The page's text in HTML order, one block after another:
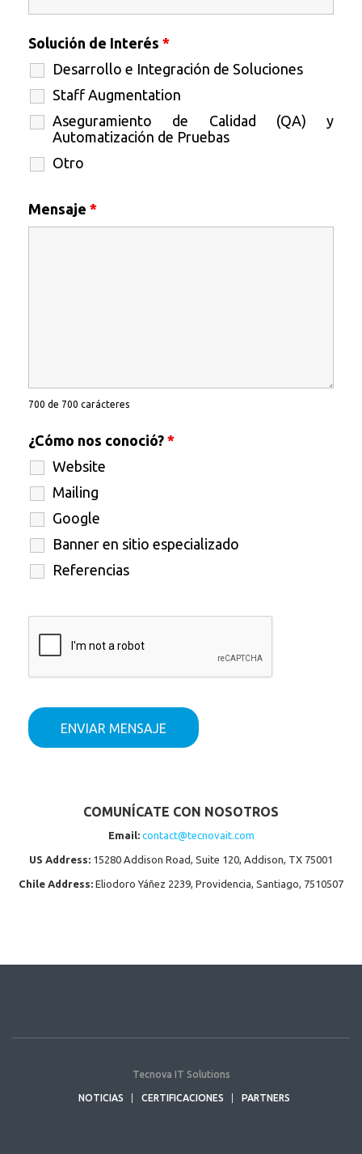
Solución de Interés *
Desarrollo e Integración de Soluciones
Staff Augmentation
Aseguramiento de Calidad (QA) y
Automatización de Pruebas
Otro
Mensaje *
700 de 700 carácteres
¿Cómo nos conoció? *
Website
Mailing
Google
Banner en sitio especializado
Referencias
COMUNÍCATE CON NOSOTROS
Email: contact@tecnovait.com
US Address: 15280 Addison Road, Suite 120, Addison, TX 75001
Chile Address: Eliodoro Yáñez 2239, Providencia, Santiago, 7510507
Tecnova IT Solutions
NOTICIAS CERTIFICACIONES PARTNERS